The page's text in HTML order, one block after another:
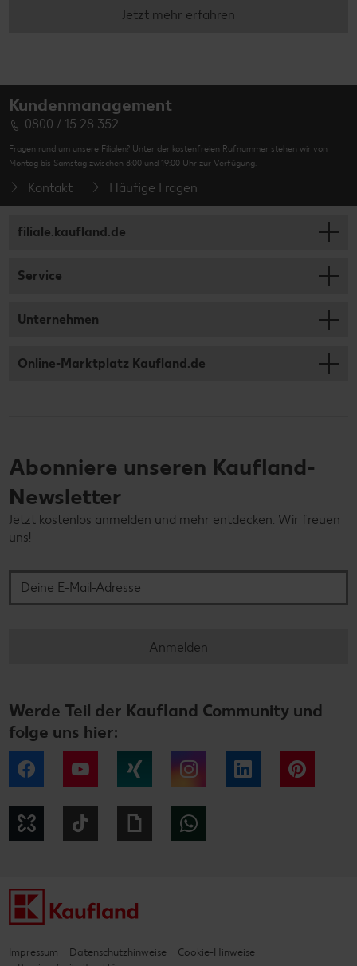
Jetzt mehr erfahren
Kundenmanagement
0800 / 15 28 352
Fragen rund um unsere Filialen? Unter der kostenfreien Rufnummer stehen wir von
Montag bis Samstag zwischen 8:00 und 19:00 Uhr zur Verfügung.
Kontakt Häufige Fragen
filiale.kaufland.de
Service
Unternehmen
Online-Marktplatz Kaufland.de
Abonniere unseren Kaufland-
Newsletter
Jetzt kostenlos anmelden und mehr entdecken. Wir freuen
uns!
Anmelden
Werde Teil der Kaufland Community und
folge uns hier:
Facebook YouTube Instagram LinkedIn
Kununu Giphy
Impressum Datenschutzhinweise
Cookie-Hinweise